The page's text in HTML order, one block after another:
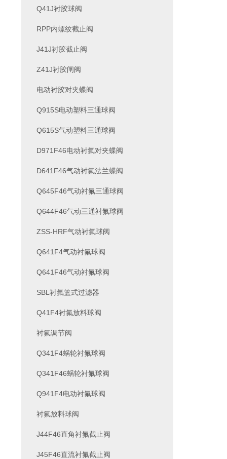
Q41J衬胶球阀
RPP内螺纹截止阀
J41J衬胶截止阀
Z41J衬胶闸阀
电动衬胶对夹蝶阀
Q915S电动塑料三通球阀
Q615S气动塑料三通球阀
D971F46电动衬氟对夹蝶阀
D641F46气动衬氟法兰蝶阀
Q645F46气动衬氟三通球阀
Q644F46气动三通衬氟球阀
ZSS-HRF气动衬氟球阀
Q641F4气动衬氟球阀
Q641F46气动衬氟球阀
SBL衬氟篮式过滤器
Q41F4衬氟放料球阀
衬氟调节阀
Q341F4蜗轮衬氟球阀
Q341F46蜗轮衬氟球阀
Q941F4电动衬氟球阀
衬氟放料球阀
J44F46直角衬氟截止阀
J45F46直流衬氟截止阀